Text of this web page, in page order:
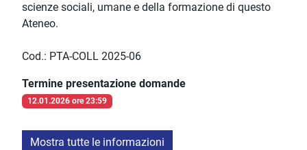
scienze sociali, umane e della formazione di questo
Ateneo.
Cod.: PTA-COLL 2025-06
Termine presentazione domande
12.01.2026 ore 23:59
Mostra tutte le informazioni